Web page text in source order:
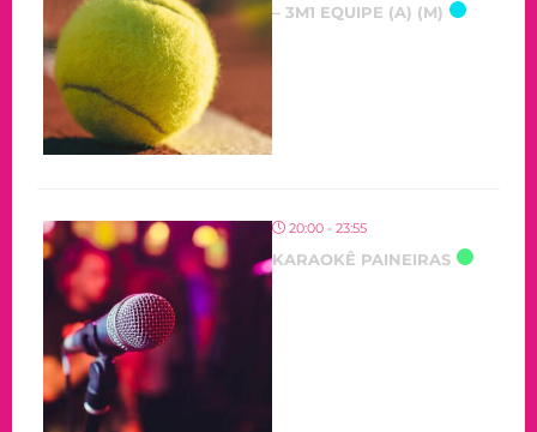
– 3M1 EQUIPE (A) (M)
20:00 - 23:55
KARAOKÊ PAINEIRAS